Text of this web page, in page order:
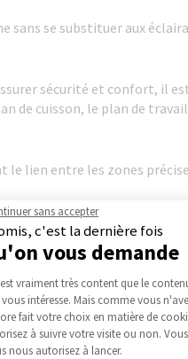
sans se substituer aux
sécurité et confort, il
de cuisson, le plan de
le lien entre les zones
que nous vous avons
sans accepter
c'est la dernière fois
vous demande
de
vraiment très content que le
intéresse. Mais comme vous
fait votre choix en matière de
à suivre votre visite ou non.
nous autorisez à lancer.
Axeptio